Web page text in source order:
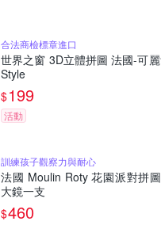
合法商檢標章進口
世界之窗 3D立體拼圖 法國-可
Style
$199
活動
訓練孩子觀察力與耐心
法國 Moulin Roty 花園派對拼
大鏡一支
$460